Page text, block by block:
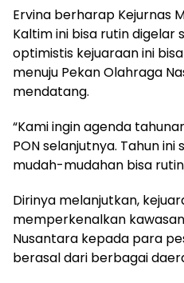
Ervina berharap Kejurnas
Kaltim ini bisa rutin digelar
optimistis kejuaraan ini
menuju Pekan Olahraga
mendatang.
“Kami ingin agenda
PON selanjutnya. Tahun ini
mudah-mudahan bisa
Dirinya melanjutkan,
memperkenalkan
Nusantara kepada para
berasal dari berbagai